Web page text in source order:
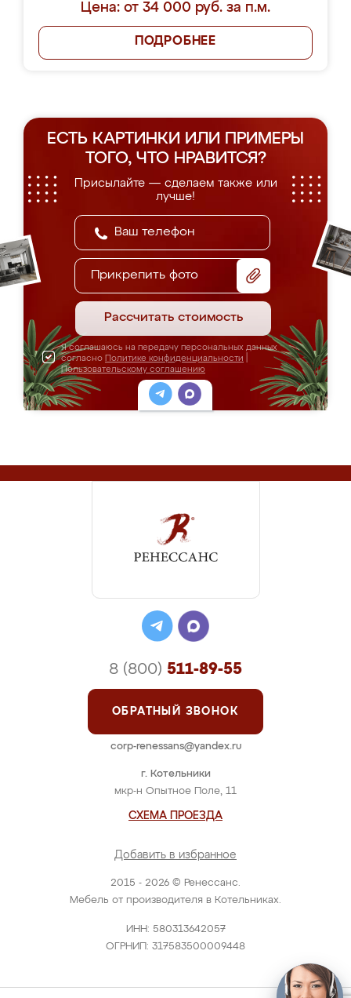
Цена: от 34 000 руб. за п.м.
ПОДРОБНЕЕ
ЕСТЬ КАРТИНКИ ИЛИ ПРИМЕРЫ
ТОГО, ЧТО НРАВИТСЯ?
Присылайте — сделаем также или
лучше!
Прикрепить фото
Рассчитать стоимость
Я соглашаюсь на передачу персональных данных
согласно Политике конфиденциальности
Пользовательскому соглашению
2015 - 2026 © Ренессанс.
Мебель от производителя в Котельниках.
ИНН: 580313642057
ОГРНИП: 317583500009448
г. Котельники
мкр-н Опытное Поле, 11
СХЕМА ПРОЕЗДА
Добавить в избранное
8 (800) 511-89-55
ОБРАТНЫЙ ЗВОНОК
corp-renessans@yandex.ru